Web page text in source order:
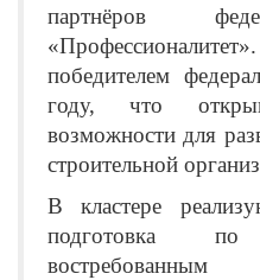
партнёров
победителем
году, что
возможности для
строительной
В кластере
подготовка
востребованным